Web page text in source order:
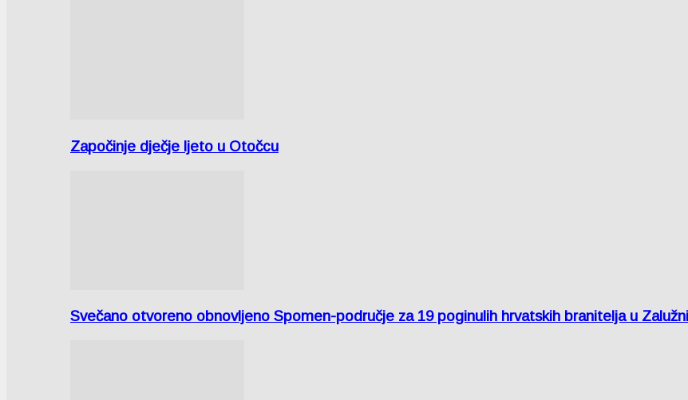
Započinje dječje ljeto u Otočcu
Svečano otvoreno obnovljeno Spomen-područje za 19 poginulih hrvatskih branitelja u